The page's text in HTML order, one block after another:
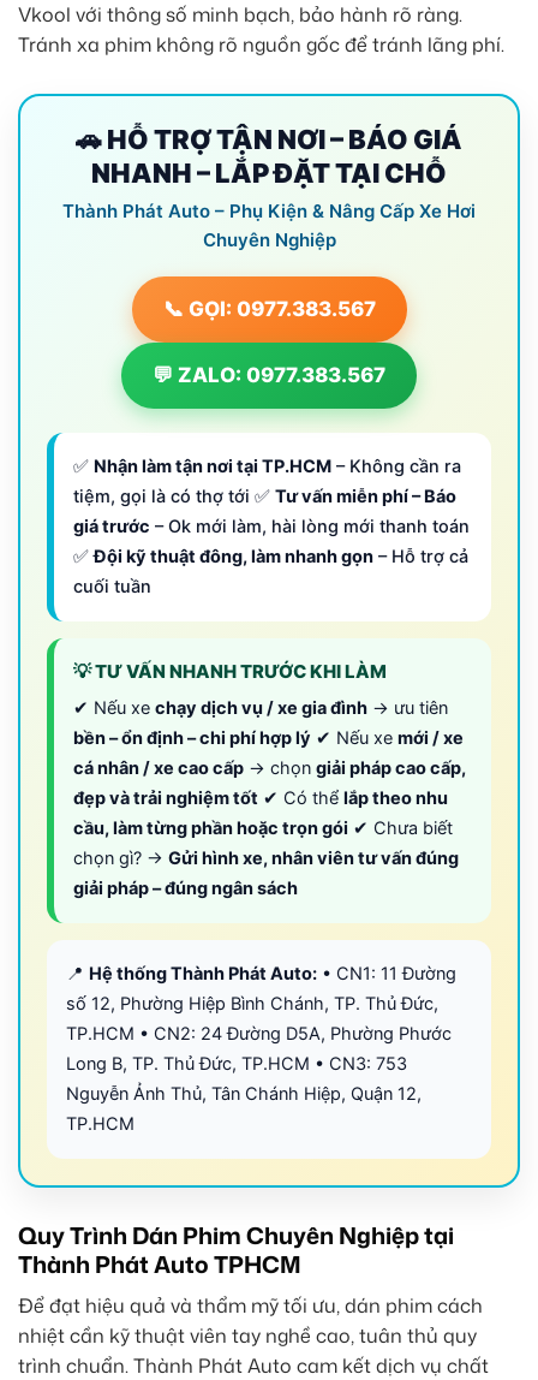
Vkool với thông số minh bạch, bảo hành rõ ràng.
Tránh xa phim không rõ nguồn gốc để tránh lãng phí.
🚗 HỖ TRỢ TẬN NƠI – BÁO GIÁ
NHANH – LẮP ĐẶT TẠI CHỖ
Thành Phát Auto – Phụ Kiện & Nâng Cấp Xe Hơi
Chuyên Nghiệp
📞 GỌI: 0977.383.567
💬 ZALO: 0977.383.567
✅ Nhận làm tận nơi tại TP.HCM – Không cần ra
tiệm, gọi là có thợ tới ✅ Tư vấn miễn phí – Báo
giá trước – Ok mới làm, hài lòng mới thanh toán
✅Đội kỹ thuật đông, làm nhanh gọn – Hỗ trợ cả
cuối tuần
💡 TƯ VẤN NHANH TRƯỚC KHI LÀM
✔ Nếu xe chạy dịch vụ / xe gia đình → ưu tiên
bền – ổn định – chi phí hợp lý ✔ Nếu xe mới / xe
cá nhân / xe cao cấp → chọn giải pháp cao cấp,
đẹp và trải nghiệm tốt ✔ Có thể lắp theo nhu
cầu, làm từng phần hoặc trọn gói ✔ Chưa biết
chọn gì? → Gửi hình xe, nhân viên tư vấn đúng
giải pháp – đúng ngân sách
📍 Hệ thống Thành Phát Auto: • CN1: 11 Đường
số 12, Phường Hiệp Bình Chánh, TP. Thủ Đức,
TP.HCM • CN2: 24 Đường D5A, Phường Phước
Long B, TP. Thủ Đức, TP.HCM • CN3: 753
Nguyễn Ảnh Thủ, Tân Chánh Hiệp, Quận 12,
TP.HCM
Quy Trình Dán Phim Chuyên Nghiệp tại
Thành Phát Auto TPHCM
Để đạt hiệu quả và thẩm mỹ tối ưu, dán phim cách
nhiệt cần kỹ thuật viên tay nghề cao, tuân thủ quy
trình chuẩn. Thành Phát Auto cam kết dịch vụ chất